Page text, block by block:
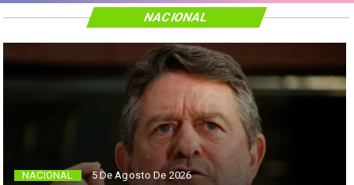
NACIONAL 5 De Agosto De 2026
NACIONAL